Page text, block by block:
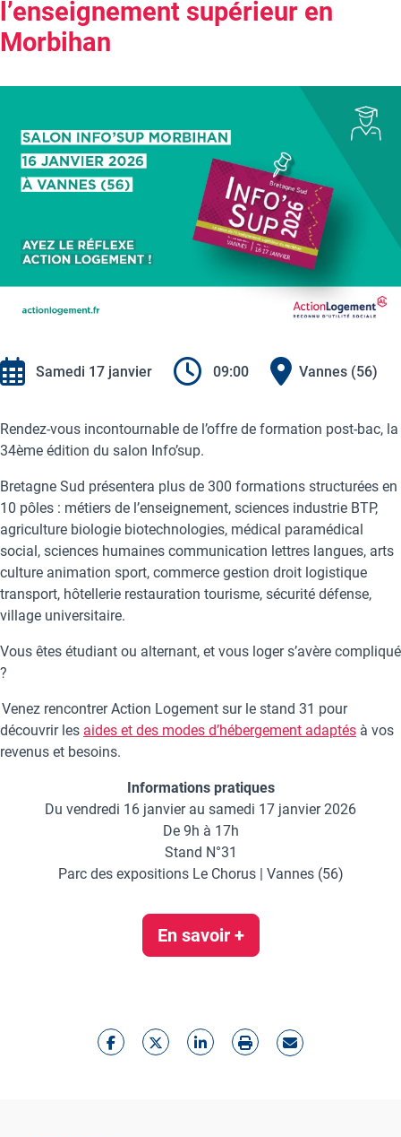
l’enseignement supérieur en
Morbihan
Samedi 17 janvier 09:00 Vannes (56)
Rendez-vous incontournable de l’offre de formation post-bac, la
34ème édition du salon Info’sup.
Bretagne Sud présentera plus de 300 formations structurées en
10 pôles : métiers de l’enseignement, sciences industrie BTP,
agriculture biologie biotechnologies, médical paramédical
social, sciences humaines communication lettres langues, arts
culture animation sport, commerce gestion droit logistique
transport, hôtellerie restauration tourisme, sécurité défense,
village universitaire.
Vous êtes étudiant ou alternant, et vous loger s’avère compliqué
?
Venez rencontrer Action Logement sur le stand 31 pour
découvrir les aides et des modes d’hébergement adaptés à vos
revenus et besoins.
Informations pratiques
Du vendredi 16 janvier au samedi 17 janvier 2026
De 9h à 17h
Stand N°31
Parc des expositions Le Chorus | Vannes (56)
En savoir +